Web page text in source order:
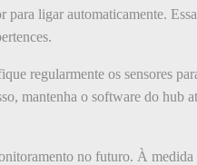
ligar automaticamente.
regularmente os sensores
mantenha o software do hub
no futuro. À medida